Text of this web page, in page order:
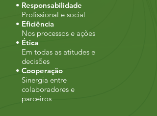
• Responsabilidade
Profissional e social
• Eficiência
Nos processos e ações
• Ética
Em todas as atitudes e
decisões
• Cooperação
Sinergia entre
colaboradores e
parceiros